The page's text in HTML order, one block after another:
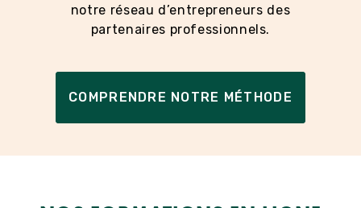
notre réseau d’entrepreneurs des
partenaires professionnels.
COMPRENDRE NOTRE MÉTHODE